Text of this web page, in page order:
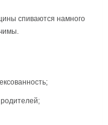
спиваются намного